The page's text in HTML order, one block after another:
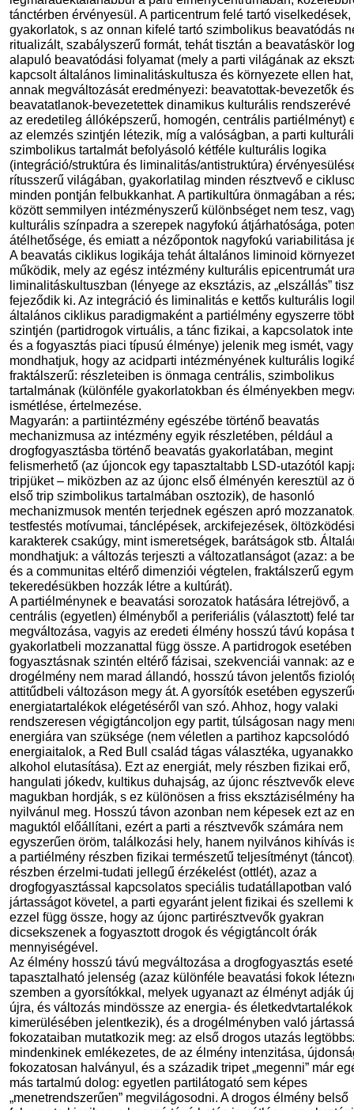
tánctérben érvényesül. A particentrum felé tartó viselkedések,
gyakorlatok, s az onnan kifelé tartó szimbolikus beavatódás
ritualizált, szabályszerű formát, tehát tisztán a beavatáskör
alapuló beavatódási folyamat (mely a parti világának az
kapcsolt általános liminalitáskultusza és környezete ellen
annak megváltozását eredményezi: beavatottak-bevezetők és
beavatatlanok-bevezetettek dinamikus kulturális
az eredetileg állóképszerű, homogén, centrális partiélményt)
az elemzés szintjén létezik, míg a valóságban, a parti
szimbolikus tartalmát befolyásoló kétféle kulturális logika
(integráció/struktúra és liminalitás/antistruktúra)
rítusszerű világában, gyakorlatilag minden résztvevő e
minden pontján felbukkanhat. A partikultúra önmagában a
között semmilyen intézményszerű különbséget nem tesz,
kulturális színpadra a szerepek nagyfokú átjárhatósága,
átélhetősége, és emiatt a nézőpontok nagyfokú variabilitása
A beavatás ciklikus logikája tehát általános liminoid
működik, mely az egész intézmény kulturális epicentrumát
liminalitáskultuszban (lényege az eksztázis, az „elszállás”
fejeződik ki. Az integráció és liminalitás e kettős kulturális
általános ciklikus paradigmaként a partiélmény egyszerre
szintjén (partidrogok virtuális, a tánc fizikai, a kapcsolatok
és a fogyasztás piaci típusú élménye) jelenik meg ismét,
mondhatjuk, hogy az acidparti intézményének kulturális
fraktálszerű: részleteiben is önmaga centrális, szimbolikus
tartalmának (különféle gyakorlatokban és élményekben
ismétlése, értelmezése.
Magyarán: a partiintézmény egészébe történő beavatás
mechanizmusa az intézmény egyik részletében, például a
drogfogyasztásba történő beavatás gyakorlatában, megint
felismerhető (az újoncok egy tapasztaltabb LSD-utazótól
tripjüket – miközben az az újonc első élményén keresztül az
első trip szimbolikus tartalmában osztozik), de hasonló
mechanizmusok mentén terjednek egészen apró
testfestés motívumai, tánclépések, arckifejezések, öltözködési
karakterek csakúgy, mint ismeretségek, barátságok stb.
mondhatjuk: a változás terjeszti a változatlanságot (azaz: a
és a communitas eltérő dimenziói végtelen, fraktálszerű
tekeredésükben hozzák létre a kultúrát).
A partiélménynek e beavatási sorozatok hatására létrejövő, a
centrális (egyetlen) élményből a periferiális (választott) felé
megváltozása, vagyis az eredeti élmény hosszú távú kopása
gyakorlatbeli mozzanattal függ össze. A partidrogok esetében
fogyasztásnak szintén eltérő fázisai, szekvenciái vannak: az
drogélmény nem marad állandó, hosszú távon jelentős
attitűdbeli változáson megy át. A gyorsítók esetében
energiatartalékok elégetéséről van szó. Ahhoz, hogy valaki
rendszeresen végigtáncoljon egy partit, túlságosan nagy
energiára van szüksége (nem véletlen a partihoz kapcsolódó
energiaitalok, a Red Bull család tágas választéka,
alkohol elutasítása). Ezt az energiát, mely részben fizikai erő,
hangulati jókedv, kultikus duhajság, az újonc résztvevők
magukban hordják, s ez különösen a friss eksztázisélmény
nyilvánul meg. Hosszú távon azonban nem képesek ezt az
maguktól előállítani, ezért a parti a résztvevők számára nem
egyszerűen öröm, találkozási hely, hanem nyilvános kihívás
a partiélmény részben fizikai természetű teljesítményt
részben érzelmi-tudati jellegű érzékelést (ottlét), azaz a
drogfogyasztással kapcsolatos speciális tudatállapotban való
jártasságot követel, a parti egyaránt jelent fizikai és szellemi
ezzel függ össze, hogy az újonc partirésztvevők gyakran
dicsekszenek a fogyasztott drogok és végigtáncolt órák
mennyiségével.
Az élmény hosszú távú megváltozása a drogfogyasztás
tapasztalható jelenség (azaz különféle beavatási fokok
szemben a gyorsítókkal, melyek ugyanazt az élményt adják
újra, és változás mindössze az energia- és életkedvtartalékok
kimerülésében jelentkezik), és a drogélményben való
fokozataiban mutatkozik meg: az első drogos utazás
mindenkinek emlékezetes, de az élmény intenzitása,
fokozatosan halványul, és a századik tripet „megenni” már
más tartalmú dolog: egyetlen partilátogató sem képes
„menetrendszerűen” megvilágosodni. A drogos élmény belső